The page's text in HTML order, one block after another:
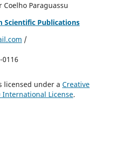
Coelho Paraguassu
Scientific Publications
/
0116
licensed under a Creative
License.